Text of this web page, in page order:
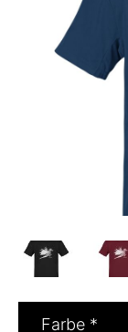
Farbe *